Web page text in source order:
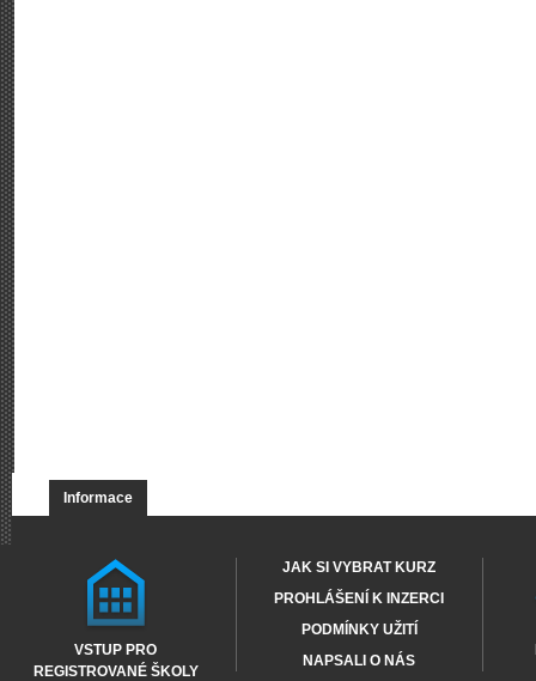
Informace
VSTUP PRO
REGISTROVANÉ ŠKOLY
JAK SI VYBRAT KURZ
PROHLÁŠENÍ K INZERCI
PODMÍNKY UŽITÍ
NAPSALI O NÁS